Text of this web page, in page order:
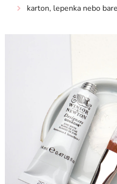
karton, lepenka nebo